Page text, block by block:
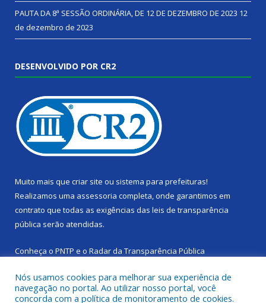
PAUTA DA 8ª SESSÃO ORDINÁRIA, DE 12 DE DEZEMBRO DE 2023 12
de dezembro de 2023
DESENVOLVIDO POR CR2
Muito mais que criar site ou sistema para prefeituras!
Realizamos uma assessoria completa, onde garantimos em
contrato que todas as exigências das leis de transparência
pública serão atendidas.
Conheça o PNTP e o Radar da Transparência Pública
Nós usamos cookies para melhorar sua experiência de
navegação no portal. Ao utilizar nosso portal, você
concorda com a política de monitoramento de cookies.